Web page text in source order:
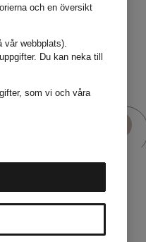
och en översikt
vår webbplats).
Du kan neka till
som vi och våra